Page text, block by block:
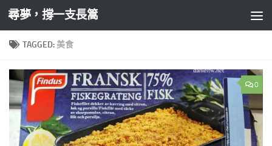
Skip to content
尋夢，撐一支長篙
TAGGED: 美食
0